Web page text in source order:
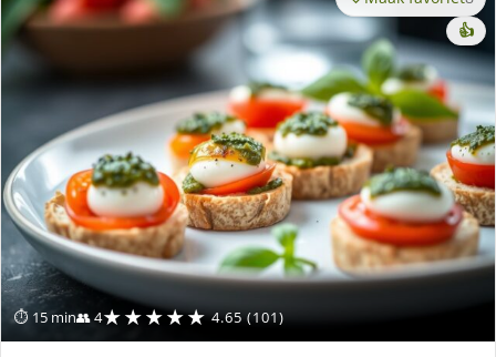
⏱ 15 min👥 4★★★★★ 4.65 (101)
👍